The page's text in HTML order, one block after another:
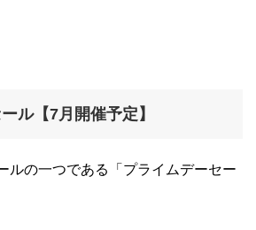
ル【7月開催予定】
ルの一つである「プライムデーセー